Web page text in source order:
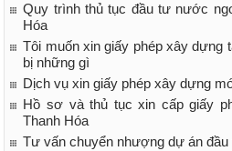
Quy trình thủ tục đầu tư nước
Hóa
Tôi muốn xin giấy phép xây dựng
bị những gì
Dịch vụ xin giấy phép xây dựng
Hồ sơ và thủ tục xin cấp giấy
Thanh Hóa
Tư vấn chuyển nhượng dự án đầu